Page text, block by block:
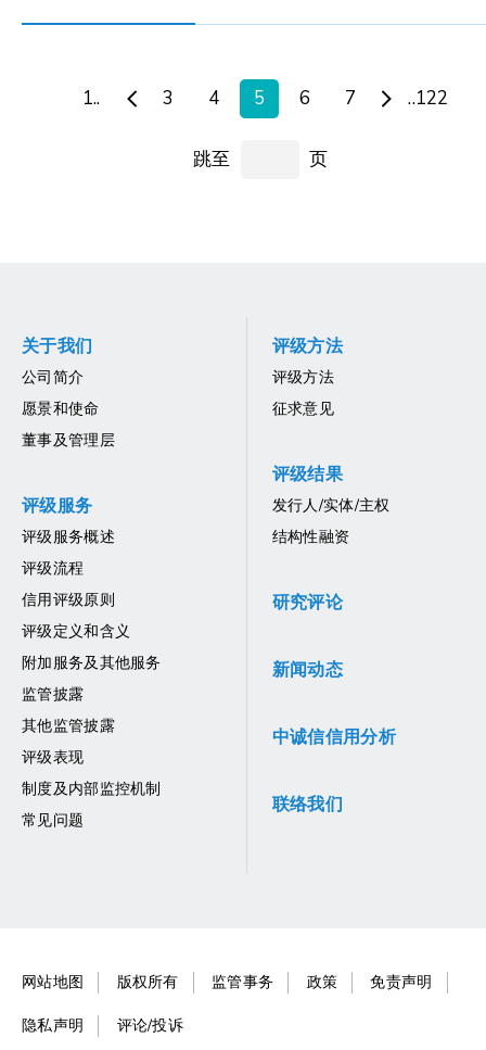
1.. 3 4 5 6 7 ..122
跳至 页
关于我们
公司简介
愿景和使命
董事及管理层
评级服务
评级服务概述
评级流程
信用评级原则
评级定义和含义
附加服务及其他服务
监管披露
其他监管披露
评级表现
制度及内部监控机制
常见问题
评级方法
评级方法
征求意见
评级结果
发行人/实体/主权
结构性融资
研究评论
新闻动态
中诚信信用分析
联络我们
网站地图 版权所有 监管事务 政策 免责声明
隐私声明 评论/投诉